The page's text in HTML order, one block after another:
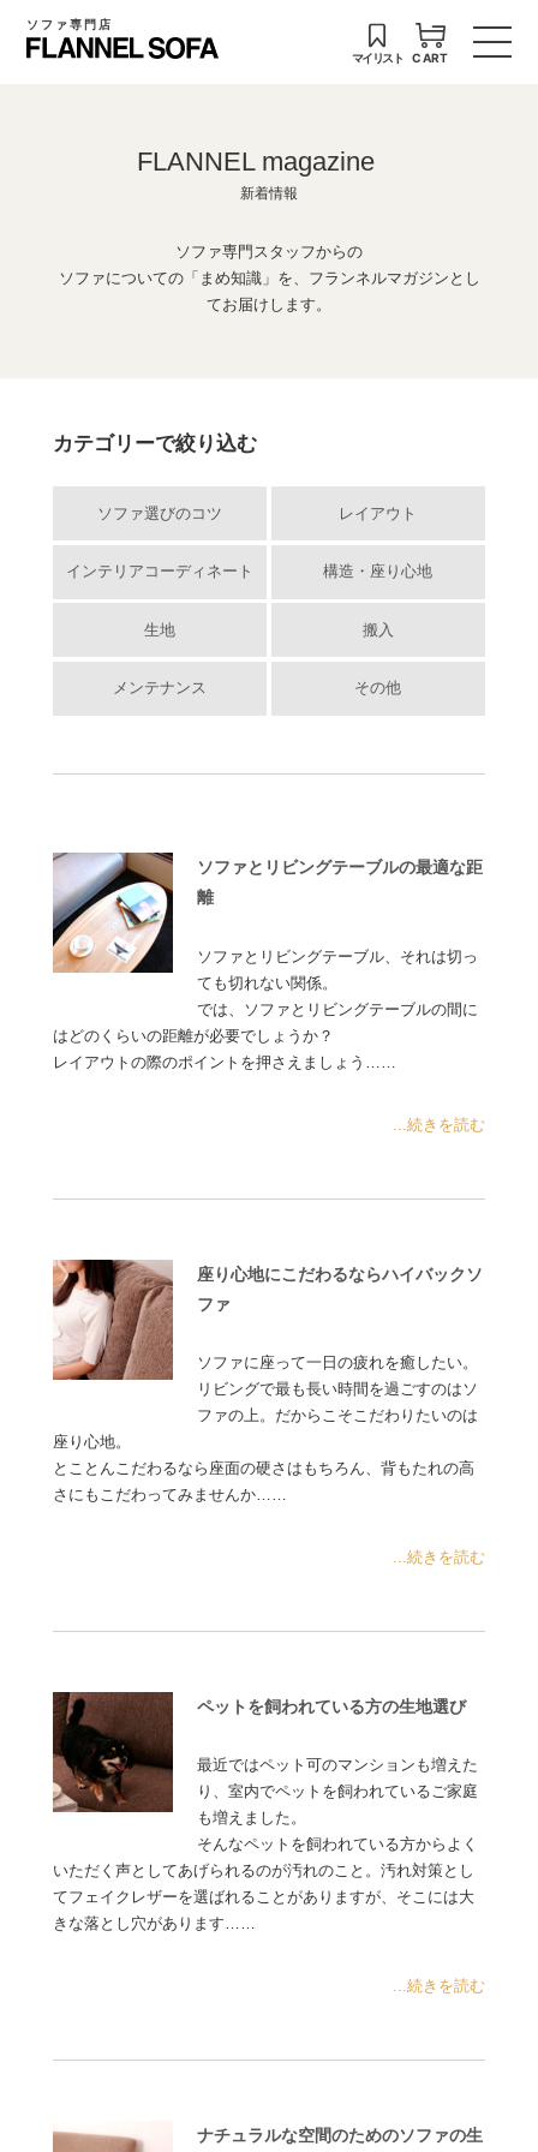
ソファ専門店
マイリスト CART
FLANNEL magazine
新着情報
ソファ専門スタッフからの
ソファについての「まめ知識」を、フランネルマガジンとし
てお届けします。
カテゴリーで絞り込む
ソファ選びのコツ レイアウト
インテリアコーディネート 構造・座り心地
生地 搬入
メンテナンス その他
ソファとリビングテーブルの最適な距
離
ソファとリビングテーブル、それは切っ
ても切れない関係。
では、ソファとリビングテーブルの間に
はどのくらいの距離が必要でしょうか？
レイアウトの際のポイントを押さえましょう……
...続きを読む
座り心地にこだわるならハイバックソ
ファ
ソファに座って一日の疲れを癒したい。
リビングで最も長い時間を過ごすのはソ
ファの上。だからこそこだわりたいのは
座り心地。
とことんこだわるなら座面の硬さはもちろん、背もたれの高
さにもこだわってみませんか……
...続きを読む
ペットを飼われている方の生地選び
最近ではペット可のマンションも増えた
り、室内でペットを飼われているご家庭
も増えました。
そんなペットを飼われている方からよく
いただく声としてあげられるのが汚れのこと。汚れ対策とし
てフェイクレザーを選ばれることがありますが、そこには大
きな落とし穴があります……
...続きを読む
ナチュラルな空間のためのソファの生